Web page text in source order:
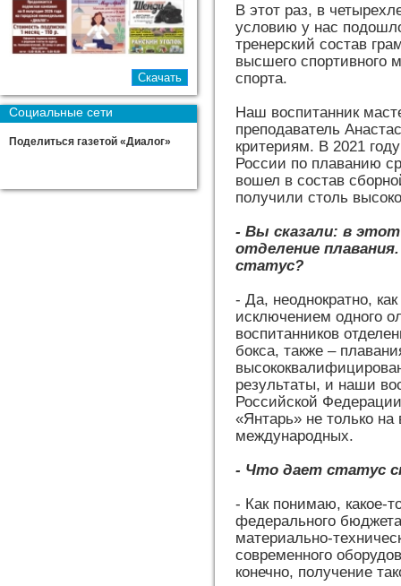
Социальные сети
Поделиться газетой «Диалог»
В этот раз, в
условию у нас
тренерский состав
высшего спортивного
спорта.
Наш воспитанник
преподаватель
критериям. В 2021
России по плаванию
вошел в состав
получили столь
- Вы сказали: в
отделение
статус?
- Да, неоднократно,
исключением одного
воспитанников
бокса, также –
результаты, и наши
Российской
«Янтарь» не только
международных.
- Что дает статус
- Как понимаю, какое-
федерального
материально-
современного
конечно, получение